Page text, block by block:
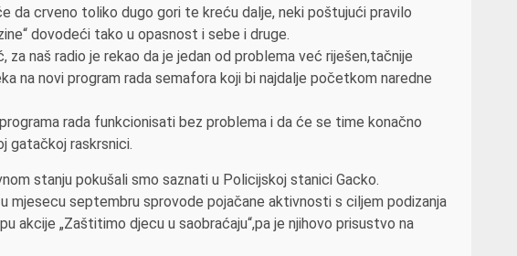
da crveno toliko dugo gori te kreću dalje, neki poštujući pravilo
dovodeći tako u opasnost i sebe i druge.
za naš radio je rekao da je jedan od problema već riješen,tačnije
na novi program rada semafora koji bi najdalje početkom naredne
rada funkcionisati bez problema i da će se time konačno
gatačkoj raskrsnici.
stanju pokušali smo saznati u Policijskoj stanici Gacko.
mjesecu septembru sprovode pojačane aktivnosti s ciljem podizanja
akcije „Zaštitimo djecu u saobraćaju“,pa je njihovo prisustvo na